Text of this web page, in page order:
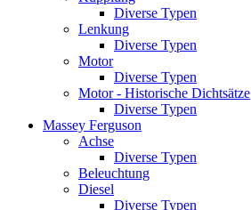
Diverse Typen
Lenkung
Diverse Typen
Motor
Diverse Typen
Motor - Historische Dichtsätze
Diverse Typen
Massey Ferguson
Achse
Diverse Typen
Beleuchtung
Diesel
Diverse Typen